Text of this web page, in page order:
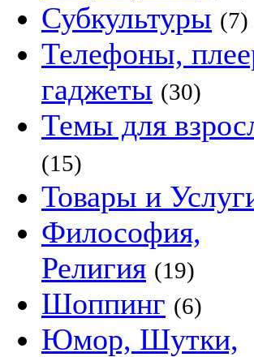
Субкультуры (7)
Телефоны,
гаджеты (30)
Темы для
(15)
Товары и
Философия,
Религия (19)
Шоппинг (6)
Юмор, Шутки,